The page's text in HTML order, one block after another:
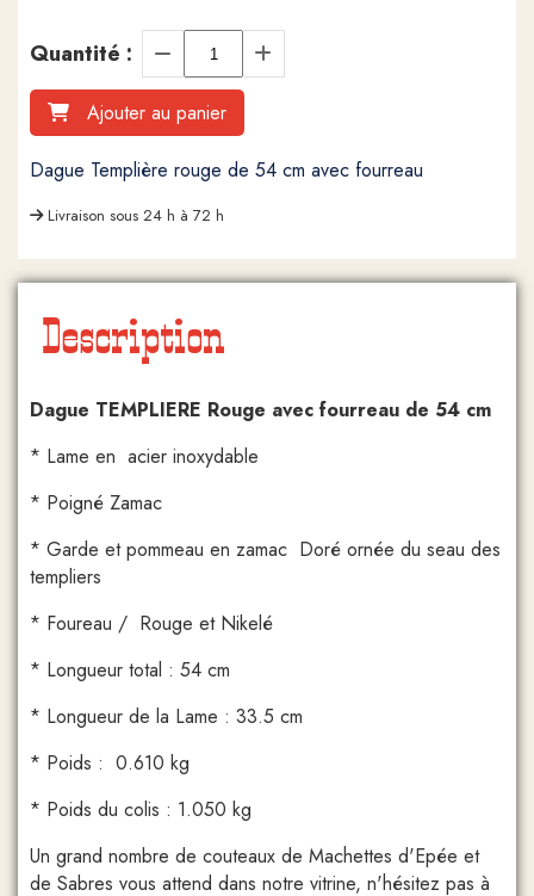
Quantité :
Ajouter au panier
Dague Templière rouge de 54 cm avec fourreau
Livraison sous 24 h à 72 h
Description
Dague TEMPLIERE Rouge avec fourreau de 54 cm
* Lame en acier inoxydable
* Poigné Zamac
* Garde et pommeau en zamac Doré ornée du seau des
templiers
* Foureau / Rouge et Nikelé
* Longueur total : 54 cm
* Longueur de la Lame : 33.5 cm
* Poids : 0.610 kg
* Poids du colis : 1.050 kg
Un grand nombre de couteaux de Machettes d'Epée et
de Sabres vous attend dans notre vitrine, n'hésitez pas à